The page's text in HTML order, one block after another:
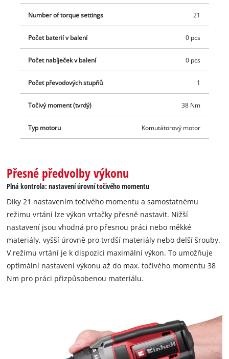
Number of torque settings 21
Počet baterií v balení 0 pcs
Počet nabíječek v balení 0 pcs
Počet převodových stupňů 1
Točivý moment (tvrdý) 38 Nm
Typ motoru Komutátorový motor
Přesné předvolby výkonu
Plná kontrola: nastavení úrovní točivého momentu
Díky 21 nastavením točivého momentu a samostatnému
režimu vrtání lze výkon vrtačky přesně nastavit. Nižší
nastavení jsou vhodná pro přesnou práci nebo měkké
materiály, vyšší úrovně pro tvrdší materiály nebo delší šrouby.
V režimu vrtání je k dispozici maximální výkon. To umožňuje
optimální nastavení výkonu až do max. točivého momentu 38
Nm pro práci přizpůsobenou materiálu.